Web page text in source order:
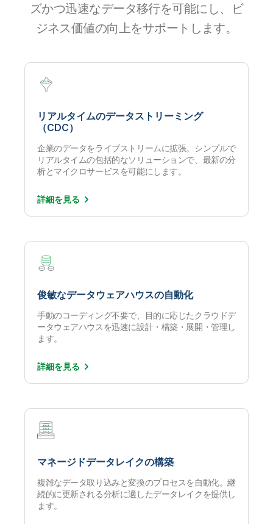
ズかつ迅速なデータ移行を可能にし、ビ
ジネス価値の向上をサポートします。
リアルタイムのデータストリーミング
（CDC）
企業のデータをライブストリームに拡張。シンプルで
リアルタイムの包括的なソリューションで、最新の分
析とマイクロサービスを可能にします。
詳細を見る
俊敏なデータウェアハウスの自動化
手動のコーディング不要で、目的に応じたクラウドデ
ータウェアハウスを迅速に設計・構築・展開・管理し
ます。
詳細を見る
マネージドデータレイクの構築
複雑なデータ取り込みと変換のプロセスを自動化。継
続的に更新される分析に適したデータレイクを提供し
ます。